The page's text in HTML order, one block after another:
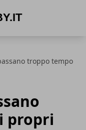
troppo tempo
propri